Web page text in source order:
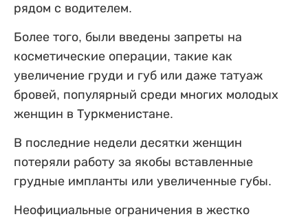
рядом с водителем.
Более того, были введены запреты на
косметические операции, такие как
увеличение груди и губ или даже татуаж
бровей, популярный среди многих молодых
женщин в Туркменистане.
В последние недели десятки женщин
потеряли работу за якобы вставленные
грудные импланты или увеличенные губы.
Неофициальные ограничения в жестко